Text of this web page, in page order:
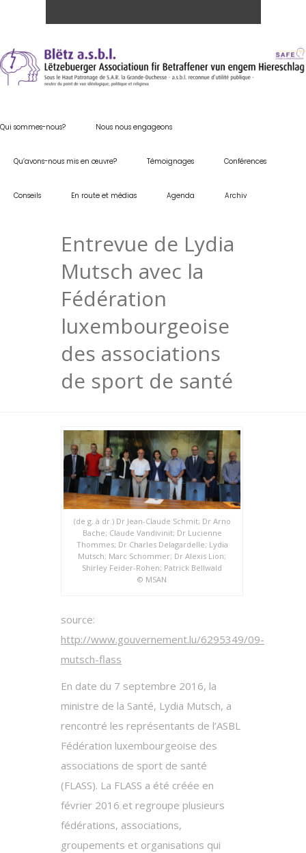
Qui sommes-nous? Nous nous engageons
Qu’avons-nous mis en œuvre? Témoignages Conférences
Conseils En route et médias Agenda Archiv
Entrevue de Lydia
Mutsch avec la
Fédération
luxembourgeoise
des associations
de sport de santé
(de g. à dr.) Dr Jean-Claude Schmit; Dr Arno
Bache; Claude Vandivinit; Dr Lucienne
Thommes; Dr Charles Delagardelle; Lydia
Mutsch; Marc Schommer; Dr Alexis Lion;
Shirley Feider-Rohen; Patrick Bellwald
© MSAN
source:
http://www.gouvernement.lu/6295349/09-
mutsch-flass
En date du 7 septembre 2016, la
ministre de la Santé, Lydia Mutsch, a
rencontré les représentants de l’ASBL
Fédération luxembourgeoise des
associations de sport de santé
(FLASS). La FLASS a été créée en
février 2016 et regroupe plusieurs
fédérations, associations,
groupements et organisations qui